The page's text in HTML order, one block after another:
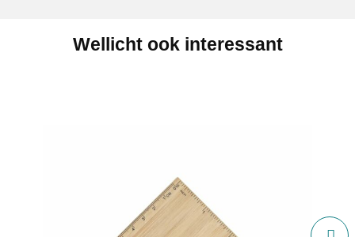
Wellicht ook interessant